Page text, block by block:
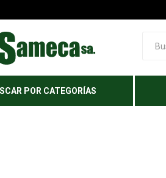
POR CATEGORÍAS